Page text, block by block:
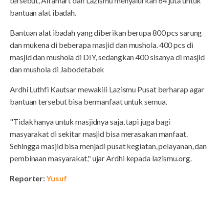
bantuan alat ibadah.
Bantuan alat ibadah yang diberikan berupa 800 pcs sarung
dan mukena di beberapa masjid dan mushola. 400 pcs di
masjid dan mushola di DIY, sedangkan 400 sisanya di masjid
dan mushola di Jabodetabek
Ardhi Luthfi Kautsar mewakili Lazismu Pusat berharap agar
bantuan tersebut bisa bermanfaat untuk semua.
"Tidak hanya untuk masjidnya saja, tapi juga bagi
masyarakat di sekitar masjid bisa merasakan manfaat.
Sehingga masjid bisa menjadi pusat kegiatan, pelayanan, dan
pembinaan masyarakat," ujar Ardhi kepada lazismu.org.
Reporter:Yusuf